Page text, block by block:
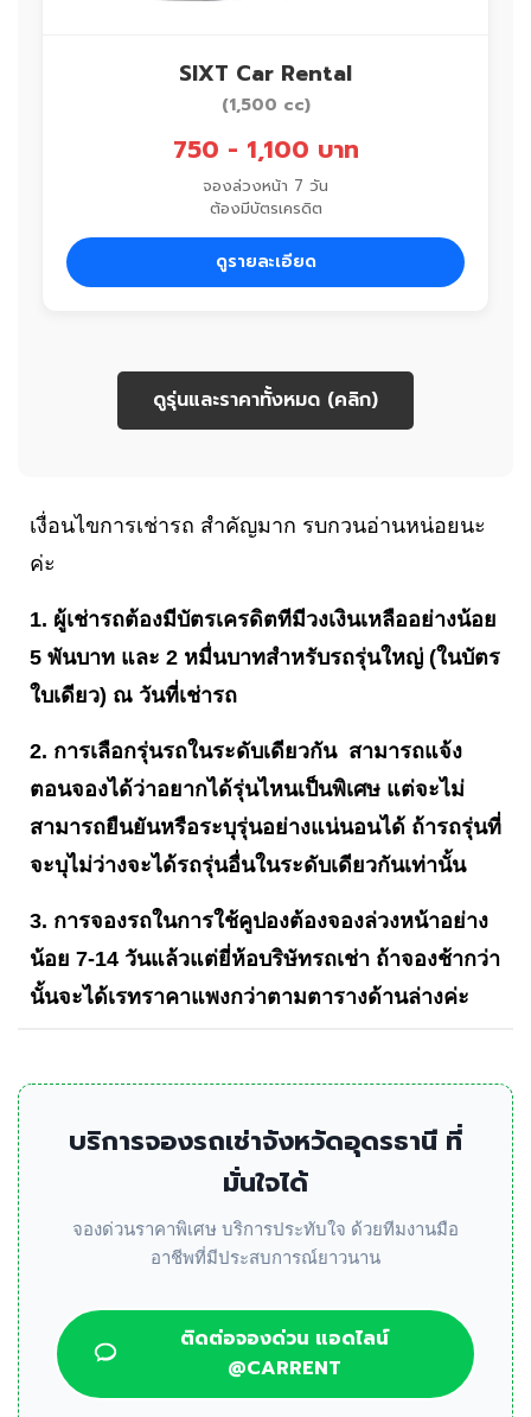
SIXT Car Rental
(1,500 cc)
750 - 1,100 บาท
จองล่วงหน้า 7 วัน
ต้องมีบัตรเครดิต
ดูรายละเอียด
ดูรุ่นและราคาทั้งหมด (คลิก)
เงื่อนไขการเช่ารถ สำคัญมาก รบกวนอ่านหน่อยนะ
ค่ะ
1. ผู้เช่ารถต้องมีบัตรเครดิตทีมีวงเงินเหลืออย่างน้อย
5 พันบาท และ 2 หมื่นบาทสำหรับรถรุ่นใหญ่ (ในบัตร
ใบเดียว) ณ วันที่เช่ารถ
2. การเลือกรุ่นรถในระดับเดียวกัน สามารถแจ้ง
ตอนจองได้ว่าอยากได้รุ่นไหนเป็นพิเศษ แต่จะไม่
สามารถยืนยันหรือระบุรุ่นอย่างแน่นอนได้ ถ้ารถรุ่นที่
จะบุไม่ว่างจะได้รถรุ่นอื่นในระดับเดียวกันเท่านั้น
3. การจองรถในการใช้คูปองต้องจองล่วงหน้าอย่าง
น้อย 7-14 วันแล้วแต่ยี่ห้อบริษัทรถเช่า ถ้าจองช้ากว่า
นั้นจะได้เรทราคาแพงกว่าตามตารางด้านล่างค่ะ
บริการจองรถเช่าจังหวัดอุดรธานี ที่
มั่นใจได้
จองด่วนราคาพิเศษ บริการประทับใจ ด้วยทีมงานมือ
อาชีพที่มีประสบการณ์ยาวนาน
ติดต่อจองด่วน แอดไลน์
@CARRENT